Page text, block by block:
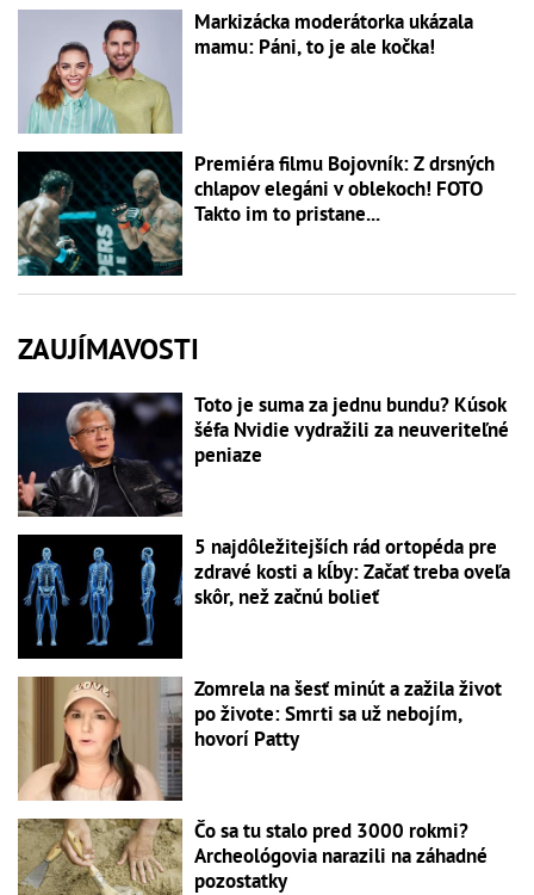
Markizácka moderátorka ukázala
mamu: Páni, to je ale kočka!
Premiéra filmu Bojovník: Z drsných
chlapov elegáni v oblekoch! FOTO
Takto im to pristane...
ZAUJÍMAVOSTI
Toto je suma za jednu bundu? Kúsok
šéfa Nvidie vydražili za neuveriteľné
peniaze
5 najdôležitejších rád ortopéda pre
zdravé kosti a kĺby: Začať treba oveľa
skôr, než začnú bolieť
Zomrela na šesť minút a zažila život
po živote: Smrti sa už nebojím,
hovorí Patty
Čo sa tu stalo pred 3000 rokmi?
Archeológovia narazili na záhadné
pozostatky